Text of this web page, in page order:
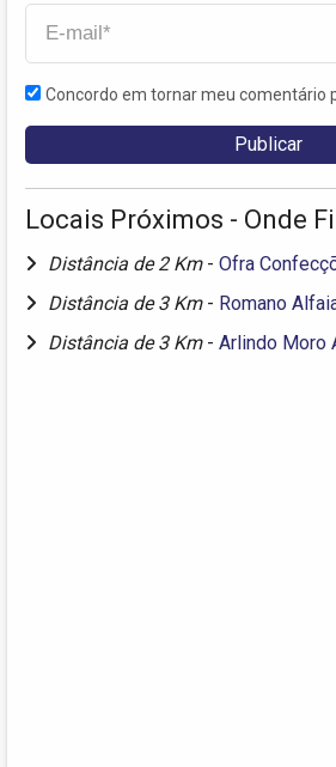
Concordo em tornar meu comentário
Locais Próximos - Onde
Distância de 2 Km - Ofra
Distância de 3 Km - Romano
Distância de 3 Km - Arlindo Moro